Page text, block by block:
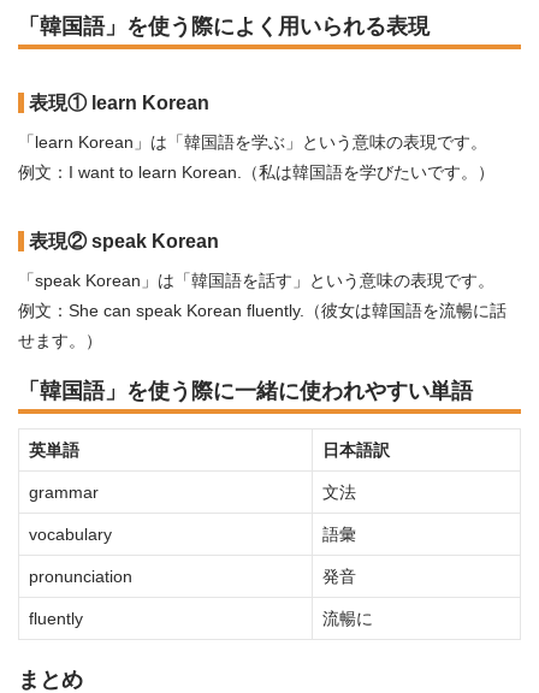
「韓国語」を使う際によく用いられる表現
表現① learn Korean
「learn Korean」は「韓国語を学ぶ」という意味の表現です。
例文：I want to learn Korean.（私は韓国語を学びたいです。）
表現② speak Korean
「speak Korean」は「韓国語を話す」という意味の表現です。
例文：She can speak Korean fluently.（彼女は韓国語を流暢に話
せます。）
「韓国語」を使う際に一緒に使われやすい単語
英単語 日本語訳
grammar 文法
vocabulary 語彙
pronunciation 発音
fluently 流暢に
まとめ